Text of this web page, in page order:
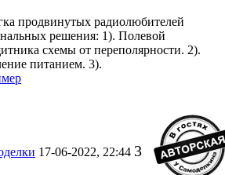
продвинутых радиолюбителей
решения: 1). Полевой
схемы от переполярности. 2).
питанием. 3).
17-06-2022, 22:44 3